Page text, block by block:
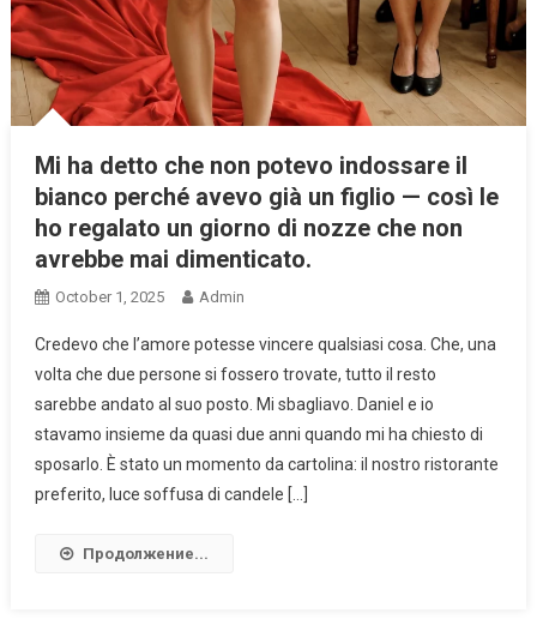
Mi ha detto che non potevo indossare il
bianco perché avevo già un figlio — così le
ho regalato un giorno di nozze che non
avrebbe mai dimenticato.
October 1, 2025 Admin
Credevo che l’amore potesse vincere qualsiasi cosa. Che, una
volta che due persone si fossero trovate, tutto il resto
sarebbe andato al suo posto. Mi sbagliavo. Daniel e io
stavamo insieme da quasi due anni quando mi ha chiesto di
sposarlo. È stato un momento da cartolina: il nostro ristorante
preferito, luce soffusa di candele […]
Продолжение...